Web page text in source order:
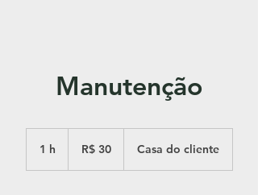
Manutenção
1 h
brasileiros
R$ 30 Casa do cliente